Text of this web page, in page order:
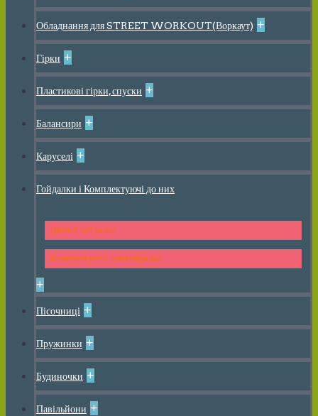
Обладнання для STREET WORKOUT(Воркаут) +
Гірки +
Пластикові гірки, спуски +
Балансири +
Каруселі +
Гойдалки і Комплектуючі до них
Дитячі гойдалки
Комплектуючі для гойдалок
+
Пісочниці +
Пружинки +
Будиночки +
Павільйони +